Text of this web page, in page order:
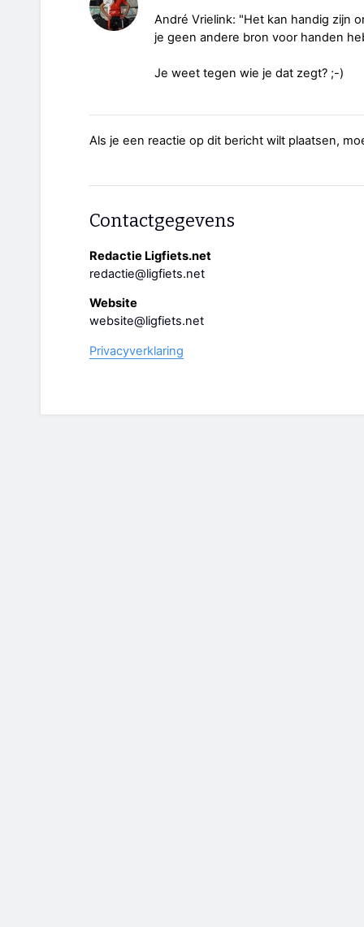
André Vrielink: "Het kan handig zijn
je geen andere bron voor handen
Je weet tegen wie je dat zegt? ;-)
Als je een reactie op dit bericht wilt plaatsen,
Contactgegevens
Redactie Ligfiets.net
redactie@ligfiets.net
Website
website@ligfiets.net
Privacyverklaring